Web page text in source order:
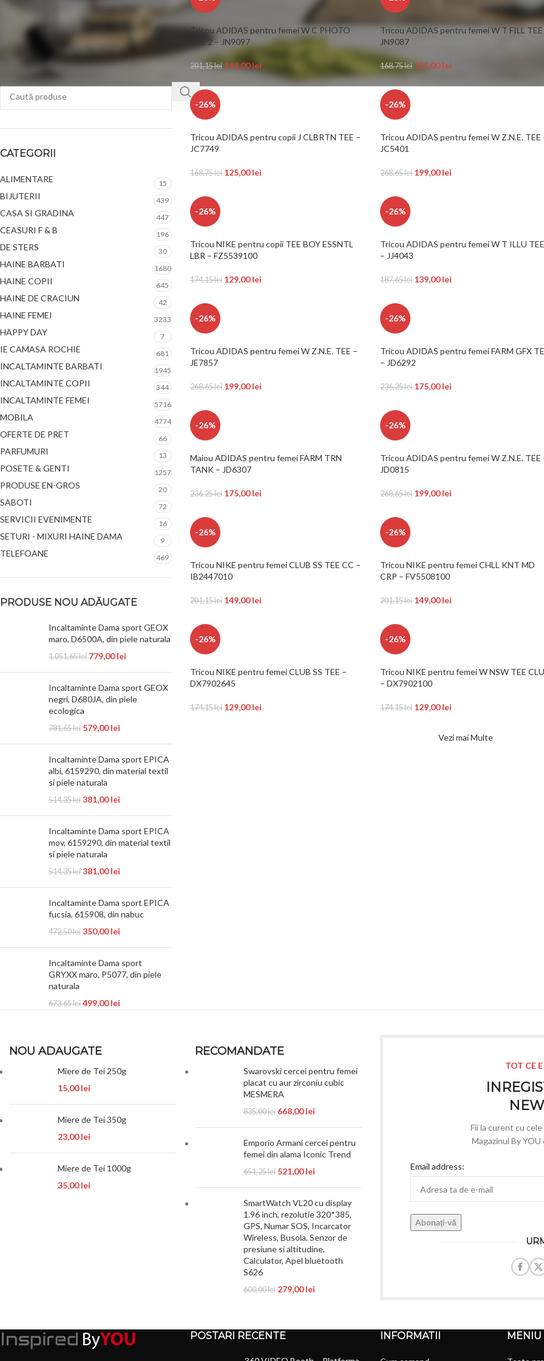
CATEGORII
ALIMENTARE 15
BIJUTERII 439
CASA SI GRADINA 447
CEASURI F & B 196
DE STERS 30
HAINE BARBATI 1680
HAINE COPII 645
HAINE DE CRACIUN 42
HAINE FEMEI 3233
HAPPY DAY 7
IE CAMASA ROCHIE 681
INCALTAMINTE BARBATI 1945
INCALTAMINTE COPII 344
INCALTAMINTE FEMEI 5716
MOBILA 4774
OFERTE DE PRET 66
PARFUMURI 13
POSETE & GENTI 1257
PRODUSE EN-GROS 20
SABOTI 72
SERVICII EVENIMENTE 16
SETURI - MIXURI HAINE DAMA 9
TELEFOANE 469
PRODUSE NOU ADĂUGATE
Incaltaminte Dama sport GEOX
maro, D6500A, din piele naturala
1.051,65lei 779,00lei
Incaltaminte Dama sport GEOX
negri, D680JA, din piele
ecologica
781,65lei 579,00lei
Incaltaminte Dama sport EPICA
albi, 6159290, din material textil
si piele naturala
514,35lei 381,00lei
Incaltaminte Dama sport EPICA
mov, 6159290, din material textil
si piele naturala
514,35lei 381,00lei
Incaltaminte Dama sport EPICA
fucsia, 615908, din nabuc
472,50lei 350,00lei
Incaltaminte Dama sport
GRYXX maro, P5077, din piele
naturala
673,65lei 499,00lei
Tricou ADIDAS pentru femei W C PHOTO
TEE 2 – JN9097
201,15lei 149,00lei
Tricou ADIDAS pentru femei W T FILL TEE
JN9087
168,75lei 125,00lei
-26%
Tricou ADIDAS pentru copii J CLBRTN TEE –
JC7749
168,75lei 125,00lei
-26%
Tricou ADIDAS pentru femei W Z.N.E. TEE
JC5401
268,65lei 199,00lei
-26%
Tricou NIKE pentru copii TEE BOY ESSNTL
LBR – FZ5539100
174,15lei 129,00lei
-26%
Tricou ADIDAS pentru femei W T ILLU
– JJ4043
187,65lei 139,00lei
-26%
Tricou ADIDAS pentru femei W Z.N.E. TEE –
JE7857
268,65lei 199,00lei
-26%
Tricou ADIDAS pentru femei FARM GFX
– JD6292
236,25lei 175,00lei
-26%
Maiou ADIDAS pentru femei FARM TRN
TANK – JD6307
236,25lei 175,00lei
-26%
Tricou ADIDAS pentru femei W Z.N.E. TEE
JD0815
268,65lei 199,00lei
-26%
Tricou NIKE pentru femei CLUB SS TEE CC –
IB2447010
201,15lei 149,00lei
-26%
Tricou NIKE pentru femei CHLL KNT MD
CRP – FV5508100
201,15lei 149,00lei
-26%
Tricou NIKE pentru femei CLUB SS TEE –
DX7902645
174,15lei 129,00lei
-26%
Tricou NIKE pentru femei W NSW TEE
– DX7902100
174,15lei 129,00lei
Vezi mai Multe
NOU ADAUGATE
Miere de Tei 250g
15,00lei
Miere de Tei 350g
23,00lei
Miere de Tei 1000g
35,00lei
RECOMANDATE
Swarovski cercei pentru femei
placat cu aur zirconiu cubic
MESMERA
835,00lei 668,00lei
Emporio Armani cercei pentru
femei din alama Iconic Trend
651,25lei 521,00lei
SmartWatch VL20 cu display
1.96 inch, rezolutie 320*385,
GPS, Numar SOS, Incarcator
Wireless, Busola, Senzor de
presiune si altitudine,
Calculator, Apel bluetooth
S626
600,00lei 279,00lei
TOT CE
Fii la curent cu
Magazinul By
Email address:
POSTARI RECENTE INFORMATII MENIU